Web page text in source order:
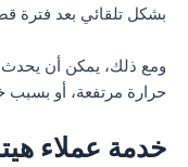
بشكل تلقائي بعد فترة
ومع ذلك، يمكن أن يحدث
حرارة مرتفعة، أو
خدمة عملاء